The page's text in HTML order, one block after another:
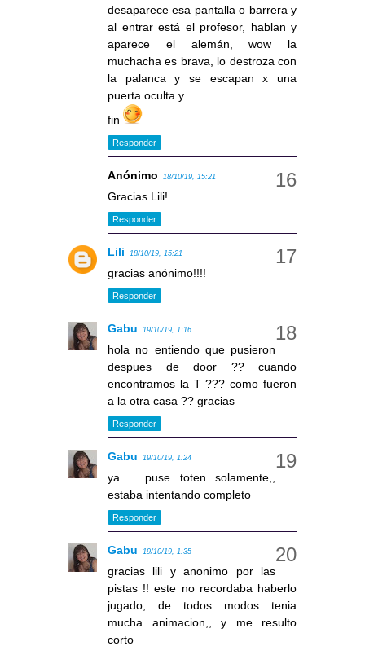
desaparece esa pantalla o barrera y
al entrar está el profesor, hablan y
aparece el alemán, wow la
muchacha es brava, lo destroza con
la palanca y se escapan x una
puerta oculta y
fin
Responder
Anónimo 18/10/19, 15:21
Gracias Lili!
Responder
Lili 18/10/19, 15:21
gracias anónimo!!!!
Responder
Gabu 19/10/19, 1:16
hola no entiendo que pusieron
despues de door ?? cuando
encontramos la T ??? como fueron
a la otra casa ?? gracias
Responder
Gabu 19/10/19, 1:24
ya .. puse toten solamente,,
estaba intentando completo
Responder
Gabu 19/10/19, 1:35
gracias lili y anonimo por las
pistas !! este no recordaba haberlo
jugado, de todos modos tenia
mucha animacion,, y me resulto
corto